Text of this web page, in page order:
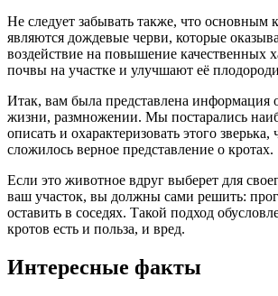
Не следует забывать также, что основным
являются дождевые черви, которые
воздействие на повышение качественных
почвы на участке и улучшают её
Итак, вам была представлена информация
жизни, размножении. Мы постарались
описать и охарактеризовать этого
сложилось верное представление о кротах.
Если это животное вдруг выберет для
ваш участок, вы должны сами решить:
оставить в соседях. Такой подход
кротов есть и польза, и вред.
Интересные факты